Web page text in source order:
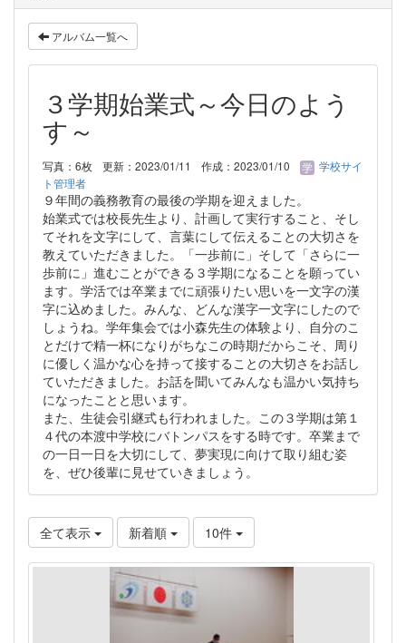
アルバム一覧へ
３学期始業式～今日のよう
す～
写真：6枚 更新：2023/01/11 作成：2023/01/10
学校サイ
ト管理者
９年間の義務教育の最後の学期を迎えました。
始業式では校長先生より、計画して実行すること、そし
てそれを文字にして、言葉にして伝えることの大切さを
教えていただきました。「一歩前に」そして「さらに一
歩前に」進むことができる３学期になることを願ってい
ます。学活では卒業までに頑張りたい思いを一文字の漢
字に込めました。みんな、どんな漢字一文字にしたので
しょうね。学年集会では小森先生の体験より、自分のこ
とだけで精一杯になりがちなこの時期だからこそ、周り
に優しく温かな心を持って接することの大切さをお話し
ていただきました。お話を聞いてみんなも温かい気持ち
になったことと思います。
また、生徒会引継式も行われました。この３学期は第１
４代の本渡中学校にバトンパスをする時です。卒業まで
の一日一日を大切にして、夢実現に向けて取り組む姿
を、ぜひ後輩に見せていきましょう。
全て表示 新着順 10件